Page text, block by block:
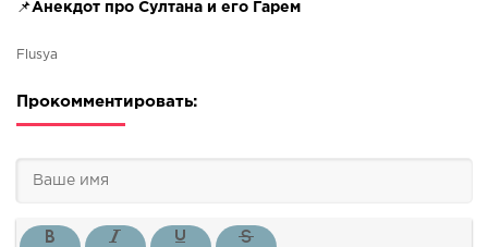
📌Анекдот про Султана и его Гарем
Flusya
Прокомментировать: